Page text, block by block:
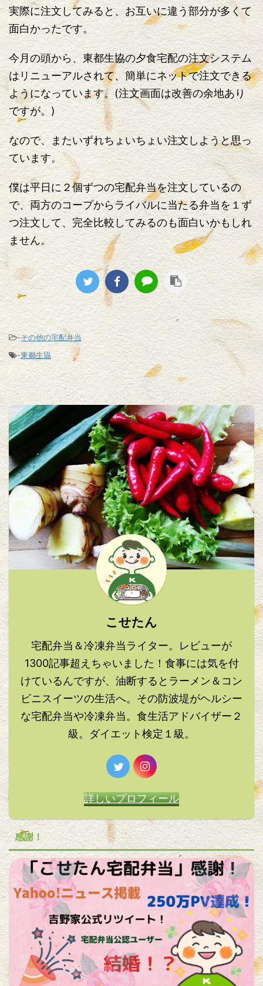
実際に注文してみると、お互いに違う部分が多くて
面白かったです。
今月の頭から、東都生協の夕食宅配の注文システム
はリニューアルされて、簡単にネットで注文できる
ようになっています。(注文画面は改善の余地あり
ですが。)
なので、またいずれちょいちょい注文しようと思っ
ています。
僕は平日に２個ずつの宅配弁当を注文しているの
で、両方のコープからライバルに当たる弁当を１ず
つ注文して、完全比較してみるのも面白いかもしれ
ません。
-その他の宅配弁当
-東都生協
こせたん
宅配弁当＆冷凍弁当ライター。レビューが
1300記事超えちゃいました！食事には気を付
けているんですが、油断するとラーメン＆コン
ビニスイーツの生活へ。その防波堤がヘルシー
な宅配弁当や冷凍弁当。食生活アドバイザー２
級。ダイエット検定１級。
詳しいプロフィール
感謝！